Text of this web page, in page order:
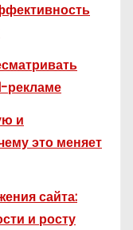
рекламе
и
это меняет
сайта:
и росту